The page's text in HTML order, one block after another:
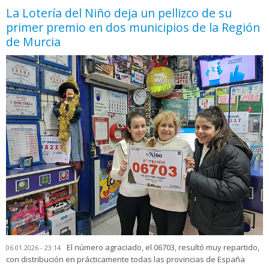
La Lotería del Niño deja un pellizco de su
primer premio en dos municipios de la Región
de Murcia
06.01.2026 - 23:14
El número agraciado, el 06703, resultó muy repartido,
con distribución en prácticamente todas las provincias de España